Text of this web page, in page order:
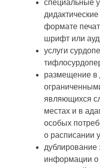
специальные
формате
шрифт или
услуги
размещение в
являющихся
местах и в
особых
о расписании
дублирование
информации о